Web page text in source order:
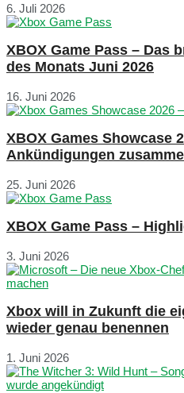
6. Juli 2026
XBOX Game Pass – Das
des Monats Juni 2026
16. Juni 2026
XBOX Games Showcase
Ankündigungen
25. Juni 2026
XBOX Game Pass –
3. Juni 2026
Xbox will in Zukunft die
wieder genau benennen
1. Juni 2026